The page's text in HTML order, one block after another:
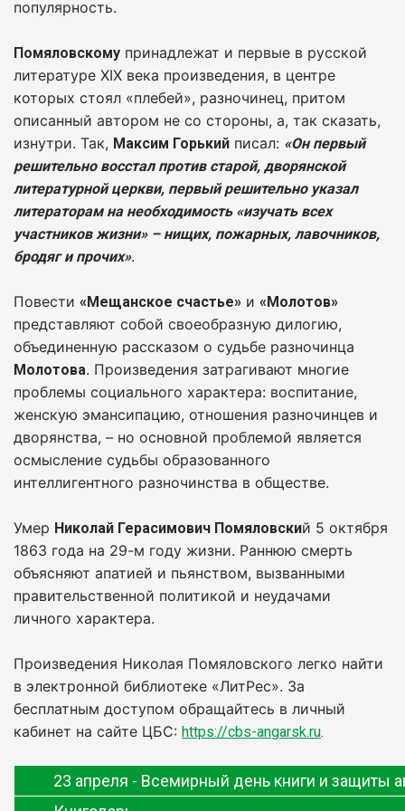
популярность.
Помяловскому принадлежат и первые в русской
литературе XIX века произведения, в центре
которых стоял «плебей», разночинец, притом
описанный автором не со стороны, а, так сказать,
изнутри. Так, Максим Горький писал: «Он первый
решительно восстал против старой, дворянской
литературной церкви, первый решительно указал
литераторам на необходимость «изучать всех
участников жизни» – нищих, пожарных, лавочников,
бродяг и прочих».
Повести «Мещанское счастье» и «Молотов»
представляют собой своеобразную дилогию,
объединенную рассказом о судьбе разночинца
Молотова. Произведения затрагивают многие
проблемы социального характера: воспитание,
женскую эмансипацию, отношения разночинцев и
дворянства, – но основной проблемой является
осмысление судьбы образованного
интеллигентного разночинства в обществе.
Умер Николай Герасимович Помяловский 5 октября
1863 года на 29-м году жизни. Раннюю смерть
объясняют апатией и пьянством, вызванными
правительственной политикой и неудачами
личного характера.
Произведения Николая Помяловского легко найти
в электронной библиотеке «ЛитРес». За
бесплатным доступом обращайтесь в личный
кабинет на сайте ЦБС: https://cbs-angarsk.ru.
23 апреля - Всемирный день книги и защиты